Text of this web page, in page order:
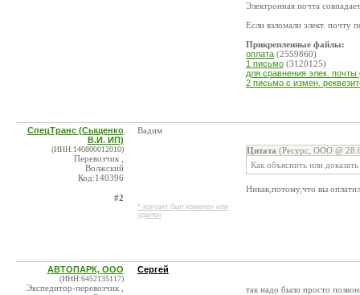
Электронная почта
Если взломали элект. почту
Прикрепленные файлы:
оплата (2559860)
1 письмо (3120125)
для сравнения элек. почты
2 письмо с измен.
СпецТранс (Сыщенко
В.И. ИП)
(ИНН:140800012010)
Перевозчик ,
Волжский
Код:140396
#2
Вадим
* контакт был изменен или
удален
Цитата (Ресурс, ООО @
Как объяснить или
Никак,потому,что вы
АВТОПАРК, ООО
(ИНН:6452135117)
Экспедитор-перевозчик ,
Сергей
так надо было просто